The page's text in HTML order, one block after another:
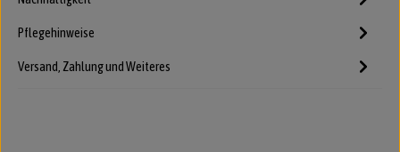
Pflegehinweise
Versand, Zahlung und Weiteres